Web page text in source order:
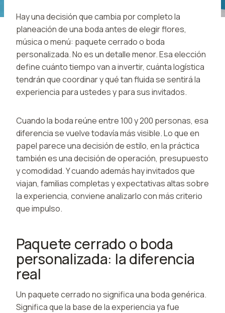
Hay una decisión que cambia por completo la
planeación de una boda antes de elegir flores,
música o menú: paquete cerrado o boda
personalizada. No es un detalle menor. Esa elección
define cuánto tiempo van a invertir, cuánta logística
tendrán que coordinar y qué tan fluida se sentirá la
experiencia para ustedes y para sus invitados.
Cuando la boda reúne entre 100 y 200 personas, esa
diferencia se vuelve todavía más visible. Lo que en
papel parece una decisión de estilo, en la práctica
también es una decisión de operación, presupuesto
y comodidad. Y cuando además hay invitados que
viajan, familias completas y expectativas altas sobre
la experiencia, conviene analizarlo con más criterio
que impulso.
Paquete cerrado o boda
personalizada: la diferencia
real
Un paquete cerrado no significa una boda genérica.
Significa que la base de la experiencia ya fue